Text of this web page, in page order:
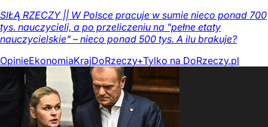
SIŁĄ RZECZY || W Polsce pracuje w sumie nieco ponad 700
tys. nauczycieli, a po przeliczeniu na "pełne etaty
nauczycielskie" – nieco ponad 500 tys. A ilu brakuje?
OpinieEkonomiaKrajDoRzeczy+Tylko na DoRzeczy.pl